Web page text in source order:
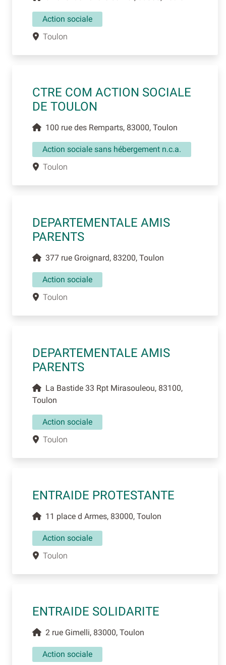
Action sociale
Toulon
CTRE COM ACTION SOCIALE
DE TOULON
100 rue des Remparts, 83000, Toulon
Action sociale sans hébergement n.c.a.
Toulon
DEPARTEMENTALE AMIS
PARENTS
377 rue Groignard, 83200, Toulon
Action sociale
Toulon
DEPARTEMENTALE AMIS
PARENTS
La Bastide 33 Rpt Mirasouleou, 83100,
Toulon
Action sociale
Toulon
ENTRAIDE PROTESTANTE
11 place d Armes, 83000, Toulon
Action sociale
Toulon
ENTRAIDE SOLIDARITE
2 rue Gimelli, 83000, Toulon
Action sociale